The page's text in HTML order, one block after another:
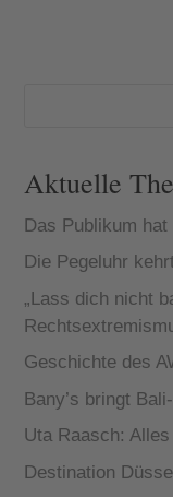
Aktuelle
Das Publikum
Die Pegeluhr
„Lass dich nicht
Geschichte des
Bany’s bringt
Uta Raasch:
Destination